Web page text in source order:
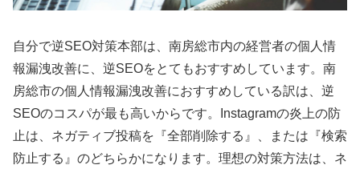
自分で逆SEO対策本部は、南房総市内の経営者の個人情
報漏洩改善に、逆SEOをとてもおすすめしています。南
房総市の個人情報漏洩改善におすすめしている訳は、逆
SEOのコスパが最も高いからです。Instagramの炎上の防
止は、ネガティブ投稿を『全部削除する』、または『検索
防止する』のどちらかになります。理想の対策方法は、ネ